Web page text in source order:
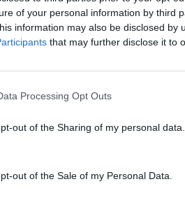
of your personal information by third
information may also be disclosed by
that may further disclose it to
Processing Opt Outs
out of the Sharing of my personal data.
out of the Sale of my Personal Data.